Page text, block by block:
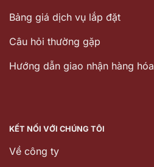
Bảng giá dịch vụ lắp đặt
Câu hỏi thường gặp
Hướng dẫn giao nhận hàng hóa
KẾT NỐI VỚI CHÚNG TÔI
Về công ty